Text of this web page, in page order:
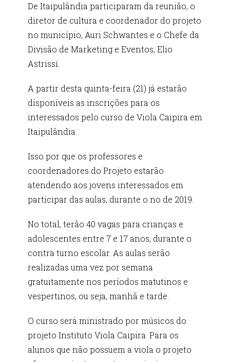
De Itaipulândia participaram da reunião, o
diretor de cultura e coordenador do projeto
no município, Auri Schwantes e o Chefe da
Divisão de Marketing e Eventos, Elio
Astrissi.
A partir desta quinta-feira (21) já estarão
disponíveis as inscrições para os
interessados pelo curso de Viola Caipira em
Itaipulândia.
Isso por que os professores e
coordenadores do Projeto estarão
atendendo aos jovens interessados em
participar das aulas, durante o no de 2019.
No total, terão 40 vagas para crianças e
adolescentes entre 7 e 17 anos, durante o
contra turno escolar. As aulas serão
realizadas uma vez por semana
gratuitamente nos períodos matutinos e
vespertinos, ou seja, manhã e tarde.
O curso será ministrado por músicos do
projeto Instituto Viola Caipira. Para os
alunos que não possuem a viola o projeto